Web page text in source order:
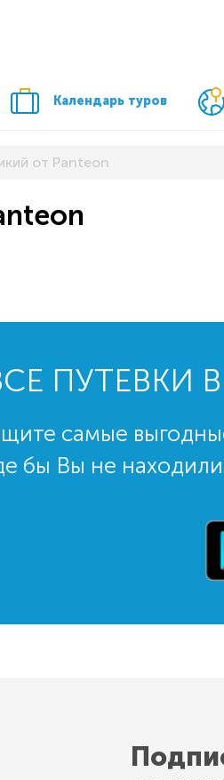
Календарь туров
от Panteon
ПУТЕВКИ
самые
бы Вы не